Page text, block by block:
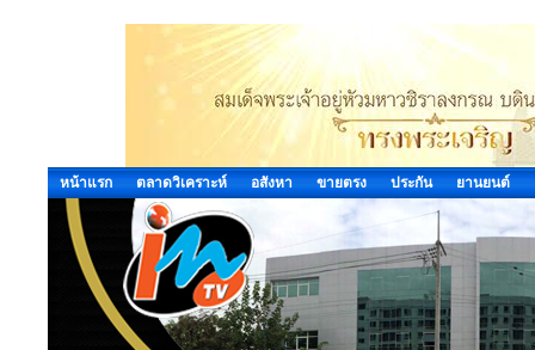
หน้าแรก ตลาดวิเคราะห์ อสังหา ขายตรง ประกัน ยานยนต์